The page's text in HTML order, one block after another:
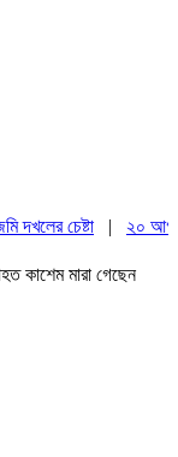
চেষ্টা|
২০ আগস্ট
কাশেম মারা গেছেন